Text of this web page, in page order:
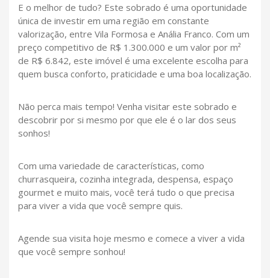
E o melhor de tudo? Este sobrado é uma oportunidade
única de investir em uma região em constante
valorização, entre Vila Formosa e Anália Franco. Com um
preço competitivo de R$ 1.300.000 e um valor por m²
de R$ 6.842, este imóvel é uma excelente escolha para
quem busca conforto, praticidade e uma boa localização.
Não perca mais tempo! Venha visitar este sobrado e
descobrir por si mesmo por que ele é o lar dos seus
sonhos!
Com uma variedade de características, como
churrasqueira, cozinha integrada, despensa, espaço
gourmet e muito mais, você terá tudo o que precisa
para viver a vida que você sempre quis.
Agende sua visita hoje mesmo e comece a viver a vida
que você sempre sonhou!